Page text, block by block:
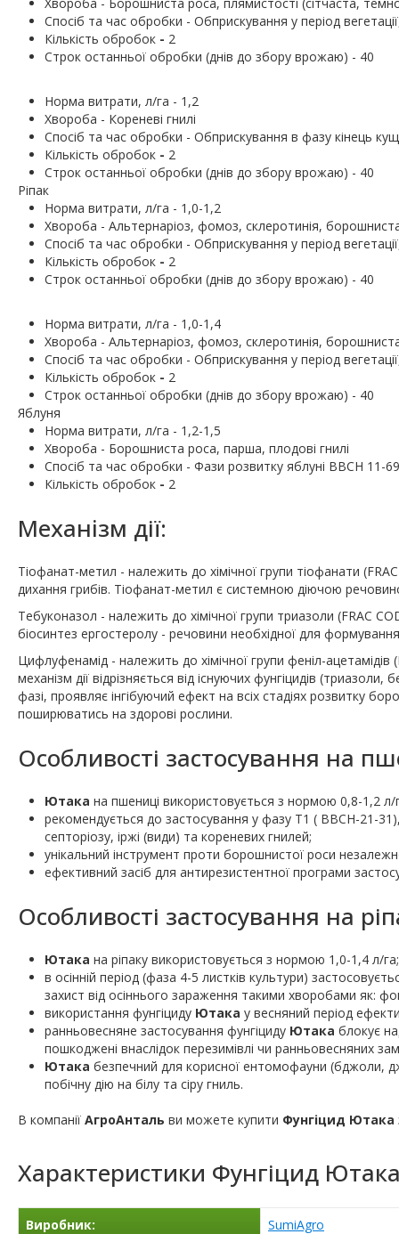
Хвороба - Борошниста роса, плямистості (сітчаста,
Cпосіб та час обробки - Обприскування у період
Кількість обробок - 2
Строк останньої обробки (днів до збору врожаю) - 40
Норма витрати, л/га - 1,2
Хвороба - Кореневі гнилі
Cпосіб та час обробки - Обприскування в фазу кінець
Кількість обробок - 2
Строк останньої обробки (днів до збору врожаю) - 40
Ріпак
Норма витрати, л/га - 1,0-1,2
Хвороба - Альтернаріоз, фомоз, склеротинія,
Cпосіб та час обробки - Обприскування у період
Кількість обробок - 2
Строк останньої обробки (днів до збору врожаю) - 40
Норма витрати, л/га - 1,0-1,4
Хвороба - Альтернаріоз, фомоз, склеротинія,
Cпосіб та час обробки - Обприскування у період
Кількість обробок - 2
Строк останньої обробки (днів до збору врожаю) - 40
Яблуня
Норма витрати, л/га - 1,2-1,5
Хвороба - Борошниста роса, парша, плодові гнилі
Cпосіб та час обробки - Фази розвитку яблуні ВВСН 11-
Кількість обробок - 2
Механiзм дії:
Тіофанат-метил - належить до хімічної групи тіофанати
дихання грибів. Тіофанат-метил є системною діючою
Тебуконазол - належить до хімічної групи триазоли (FRAC
біосинтез ергостеролу - речовини необхідної для
Цифлуфенамід - належить до хімічної групи феніл-ацетамідів
механізм дії відрізняється від існуючих фунгіцидів
фазі, проявляє інгібуючий ефект на всіх стадіях розвитку
поширюватись на здорові рослини.
Особливості застосування на
Ютака на пшениці використовується з нормою 0,8-1,2 л/
рекомендується до застосування у фазу Т1 ( BBCH-21-
септоріозу, іржі (види) та кореневих гнилей;
унікальний інструмент проти борошнистої роси
ефективний засіб для антирезистентної програми
Особливості застосування на
Ютака на ріпаку використовується з нормою 1,0-1,4 л/га;
в осінній період (фаза 4-5 листків культури)
захист від осіннього зараження такими хворобами як:
використання фунгіциду Ютака у весняний період
ранньовесняне застосування фунгіциду Ютака блокує
пошкоджені внаслідок перезимівлі чи ранньовесняних
Ютака безпечний для корисної ентомофауни (бджоли,
побічну дію на білу та сіру гниль.
В компанії АгроАнталь ви можете купити Фунгіцид Ютака
Характеристики Фунгіцид
Виробник: SumiAgro